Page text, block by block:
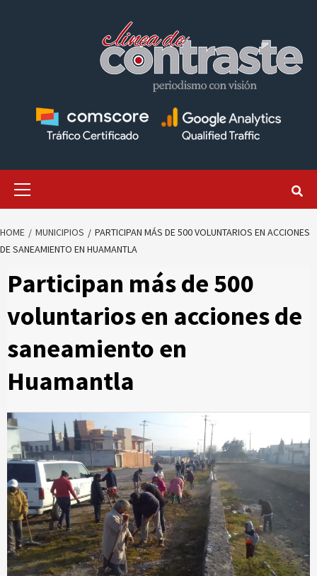
HOME MUNICIPIOS
PARTICIPAN MÁS DE 500 VOLUNTARIOS EN ACCIONES
DE SANEAMIENTO EN HUAMANTLA
Participan más de 500
voluntarios en acciones de
saneamiento en
Huamantla